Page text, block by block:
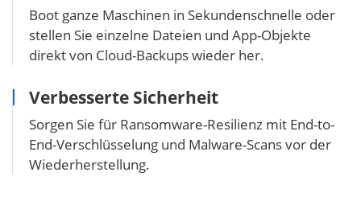
Boot ganze Maschinen in Sekundenschnelle oder
stellen Sie einzelne Dateien und App-Objekte
direkt von Cloud-Backups wieder her.
Verbesserte Sicherheit
Sorgen Sie für Ransomware-Resilienz mit End-to-
End-Verschlüsselung und Malware-Scans vor der
Wiederherstellung.